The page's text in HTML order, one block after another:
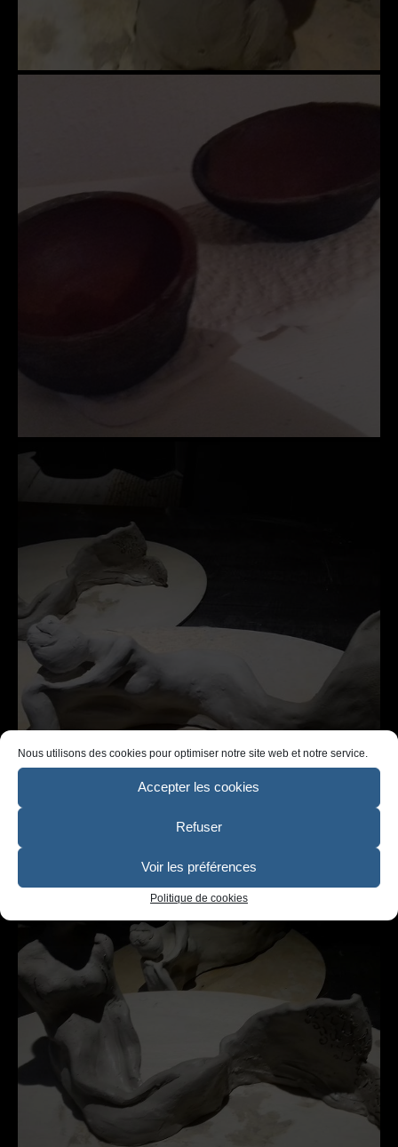
Nous utilisons des cookies pour optimiser notre site web et notre service.
Accepter les cookies
Refuser
Voir les préférences
Politique de cookies